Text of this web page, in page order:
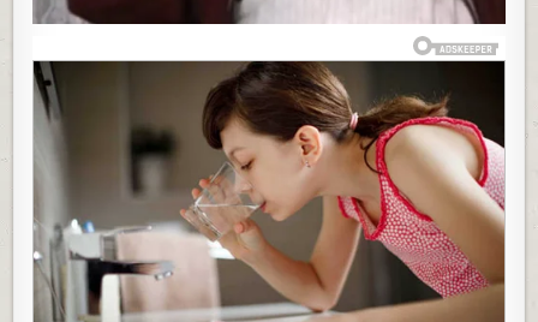
MISTERIJA:
NA
MU
NIKO
OD
KOLEGA
NIJE
DOŠAO